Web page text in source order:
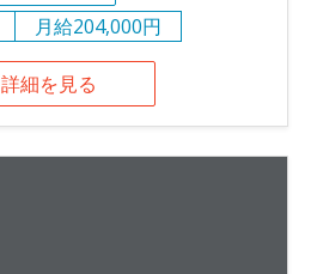
月給204,000円
詳細を見る